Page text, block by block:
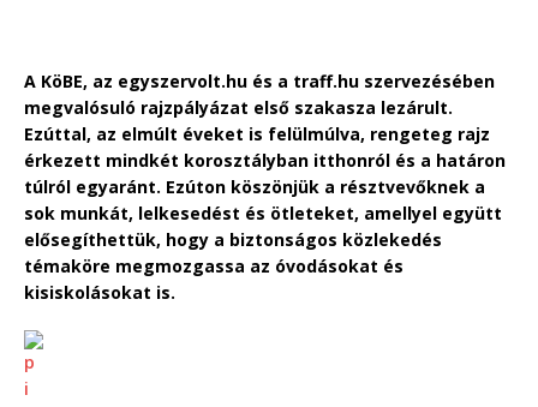
A KöBE, az egyszervolt.hu és a traff.hu szervezésében
megvalósuló rajzpályázat első szakasza lezárult.
Ezúttal, az elmúlt éveket is felülmúlva, rengeteg rajz
érkezett mindkét korosztályban itthonról és a határon
túlról egyaránt. Ezúton köszönjük a résztvevőknek a
sok munkát, lelkesedést és ötleteket, amellyel együtt
elősegíthettük, hogy a biztonságos közlekedés
témaköre megmozgassa az óvodásokat és
kisiskolásokat is.